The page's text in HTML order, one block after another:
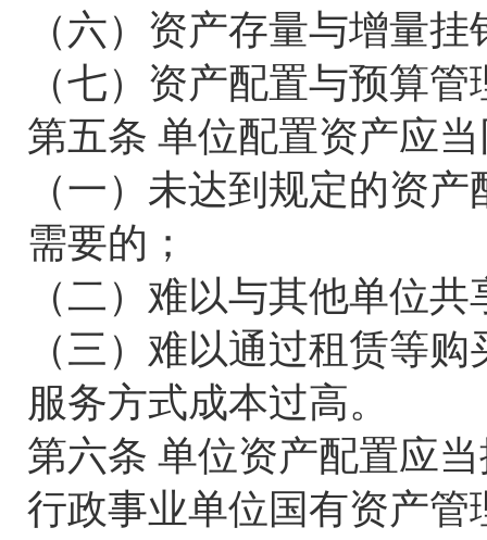
（六）资产存量与增量挂
（七）资产配置与预算
第五条 单位配置资产应
（一）未达到规定的资
需要的；
（二）难以与其他单位
（三）难以通过租赁等
服务方式成本过高。
第六条 单位资产配置应
行政事业单位国有资产